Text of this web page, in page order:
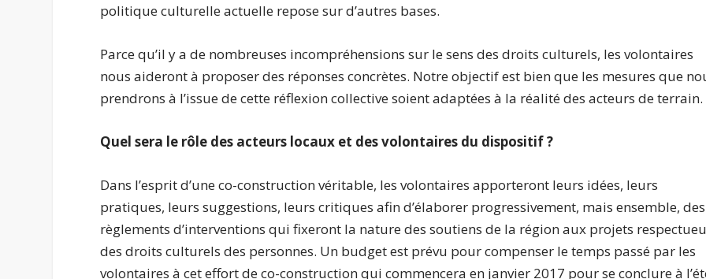
politique culturelle actuelle repose sur d’autres bases.
Parce qu’il y a de nombreuses incompréhensions sur le sens des droits culturels, les volontaires
nous aideront à proposer des réponses concrètes. Notre objectif est bien que les mesures que
prendrons à l’issue de cette réflexion collective soient adaptées à la réalité des acteurs de terrain.
Quel sera le rôle des acteurs locaux et des volontaires du dispositif ?
Dans l’esprit d’une co-construction véritable, les volontaires apporteront leurs idées, leurs
pratiques, leurs suggestions, leurs critiques afin d’élaborer progressivement, mais ensemble, des
règlements d’interventions qui fixeront la nature des soutiens de la région aux projets
des droits culturels des personnes. Un budget est prévu pour compenser le temps passé par les
volontaires à cet effort de co-construction qui commencera en janvier 2017 pour se conclure à